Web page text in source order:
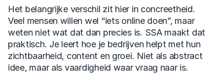
Het belangrijke verschil zit hier in concreetheid.
Veel mensen willen wel “iets online doen”, maar
weten niet wat dat dan precies is. SSA maakt dat
praktisch. Je leert hoe je bedrijven helpt met hun
zichtbaarheid, content en groei. Niet als abstract
idee, maar als vaardigheid waar vraag naar is.